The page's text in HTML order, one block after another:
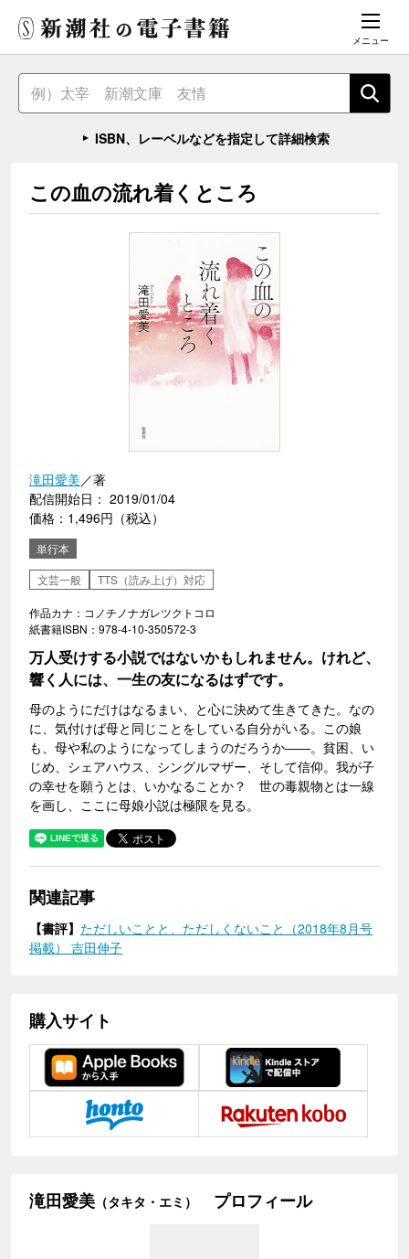
メニュー
ISBN、レーベルなどを指定して詳細検索
この血の流れ着くところ
滝田愛美／著
配信開始日： 2019/01/04
価格：1,496円（税込）
単行本
文芸一般
TTS（読み上げ）対応
作品カナ：コノチノナガレツクトコロ
紙書籍ISBN：978-4-10-350572-3
万人受けする小説ではないかもしれません。けれど、
響く人には、一生の友になるはずです。
母のようにだけはなるまい、と心に決めて生きてきた。なの
に、気付けば母と同じことをしている自分がいる。この娘
も、母や私のようになってしまうのだろうか――。貧困、い
じめ、シェアハウス、シングルマザー、そして信仰。我が子
の幸せを願うとは、いかなることか？ 世の毒親物とは一線
を画し、ここに母娘小説は極限を見る。
関連記事
【書評】 ただしいことと、ただしくないこと（2018年8月号
掲載） 吉田伸子
購入サイト
滝田愛美 （タキタ・エミ） プロフィール